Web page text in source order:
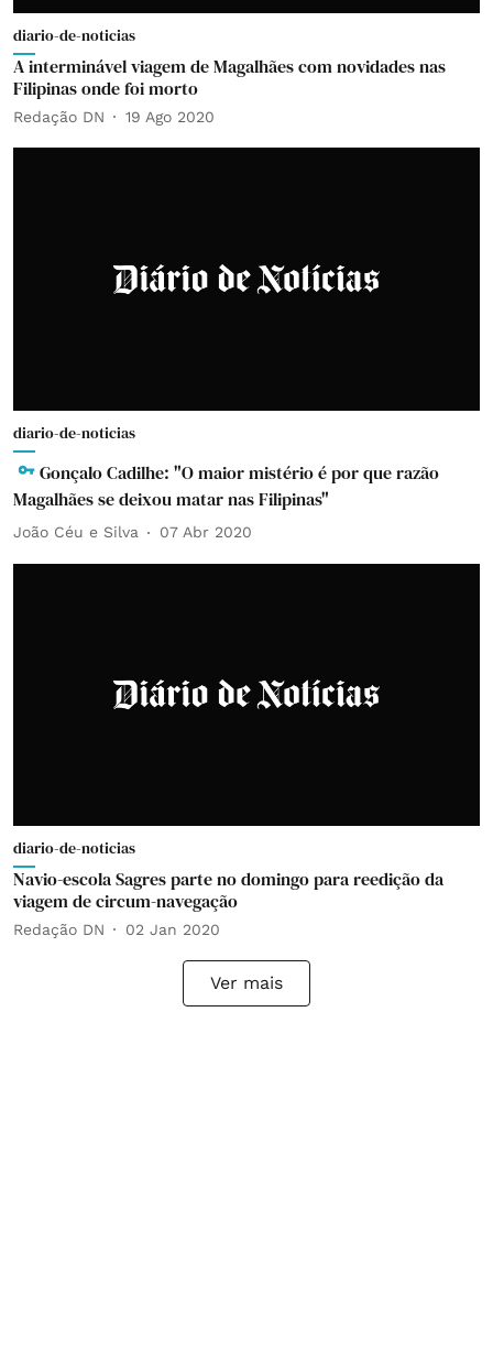
diario-de-noticias
A interminável viagem de Magalhães com novidades nas
Filipinas onde foi morto
Redação DN 19 Ago 2020
diario-de-noticias
Gonçalo Cadilhe: "O maior mistério é por que razão
Magalhães se deixou matar nas Filipinas"
João Céu e Silva 07 Abr 2020
diario-de-noticias
Navio-escola Sagres parte no domingo para reedição da
viagem de circum-navegação
Redação DN 02 Jan 2020
Ver mais